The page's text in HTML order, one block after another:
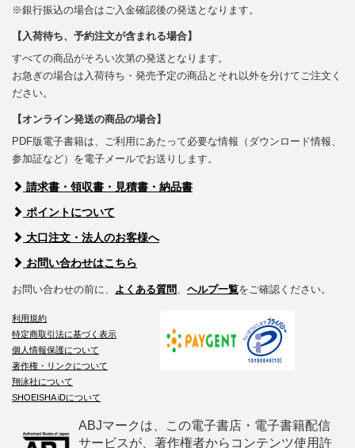
※銀行振込の場合はご入金確認後の発送となります。
【入荷待ち、予約注文が含まれる場合】
すべての商品がそろい次第の発送となります。
お急ぎの場合は入荷待ち・発売予定の商品とそれ以外を分けてご注文く
ださい。
【オンライン発送の商品の場合】
PDF版電子書籍は、ご利用にあたって必要な情報（ダウンロード情報、
参加証など）を電子メールでお送りします。
請求書・領収書・見積書・納品書
ポイントについて
大口注文・法人のお客様へ
お問い合わせはこちら
お問い合わせの前に、 よくある質問、 ヘルプ一覧をご確認ください。
利用規約
特定商取引法に基づく表示
個人情報保護について
著作権・リンクについて
翔泳社について
SHOEISHA iDについて
ABJマークは、この電子書店・電子書籍配信
サービスが、著作権者からコンテンツ使用許